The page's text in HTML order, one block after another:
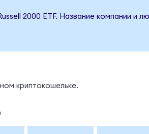
2000 ETF. Название компании и
криптокошельке.